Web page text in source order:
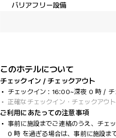
バリアフリー設備
このホテルについて
チェックイン / チェックアウト
チェックイン : 16:00~深夜 0 時 / チ
正確なチェックイン・チェックアウ
ご利用にあたっての注意事項
事前に施設までご連絡のうえ、チェ
0 時 を過ぎる場合は、事前に施設ま